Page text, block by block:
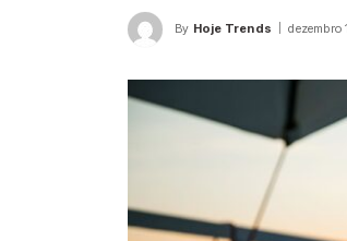
By Hoje Trends dezembro